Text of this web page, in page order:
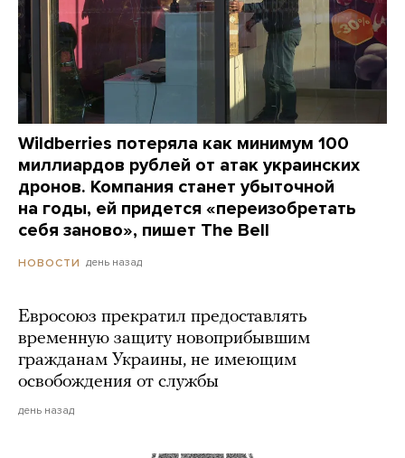
Wildberries потеряла как минимум 100
миллиардов рублей от атак украинских
дронов. Компания станет убыточной
на годы, ей придется «переизобретать
себя заново», пишет The Bell
НОВОСТИ день назад
Евросоюз прекратил предоставлять
временную защиту новоприбывшим
гражданам Украины, не имеющим
освобождения от службы
день назад